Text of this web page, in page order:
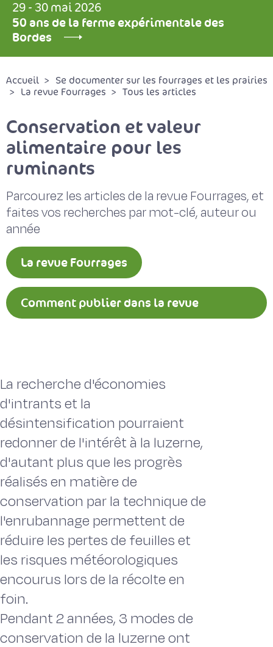
29 - 30 mai 2026
50 ans de la ferme expérimentale des
Bordes
Accueil
Se documenter sur les fourrages et les prairies
La revue Fourrages
Tous les articles
Conservation et valeur
alimentaire pour les
ruminants
Parcourez les articles de la revue Fourrages, et
faites vos recherches par mot-clé, auteur ou
année
La revue Fourrages
Comment publier dans la revue
La recherche d'économies
d'intrants et la
désintensification pourraient
redonner de l'intérêt à la luzerne,
d'autant plus que les progrès
réalisés en matière de
conservation par la technique de
l'enrubannage permettent de
réduire les pertes de feuilles et
les risques météorologiques
encourus lors de la récolte en
foin.
Pendant 2 années, 3 modes de
conservation de la luzerne ont